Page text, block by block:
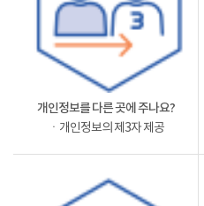
개인정보를 다른 곳에 주나요?
ㆍ개인정보의 제3자 제공